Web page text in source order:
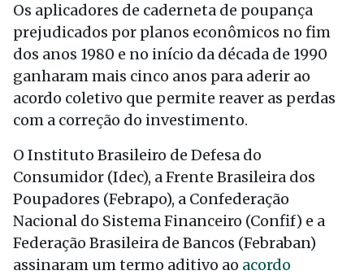
Os aplicadores de caderneta de poupança
prejudicados por planos econômicos no fim
dos anos 1980 e no início da década de 1990
ganharam mais cinco anos para aderir ao
acordo coletivo que permite reaver as perdas
com a correção do investimento.
O Instituto Brasileiro de Defesa do
Consumidor (Idec), a Frente Brasileira dos
Poupadores (Febrapo), a Confederação
Nacional do Sistema Financeiro (Confif) e a
Federação Brasileira de Bancos (Febraban)
assinaram um termo aditivo ao acordo